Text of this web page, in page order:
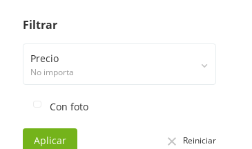
Filtrar
Precio
No importa
Con foto
Aplicar Reiniciar